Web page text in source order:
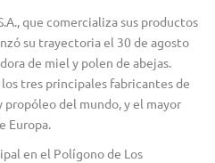
que comercializa sus productos
su trayectoria el 30 de agosto
de miel y polen de abejas.
tres principales fabricantes de
propóleo del mundo, y el mayor
Europa.
en el Polígono de Los